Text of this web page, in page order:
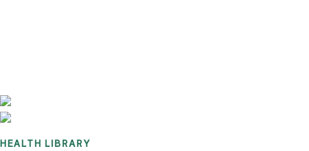
HEALTH LIBRARY